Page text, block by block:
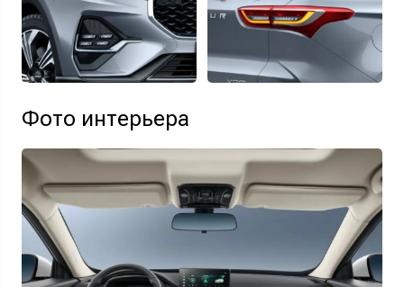
Фото интерьера